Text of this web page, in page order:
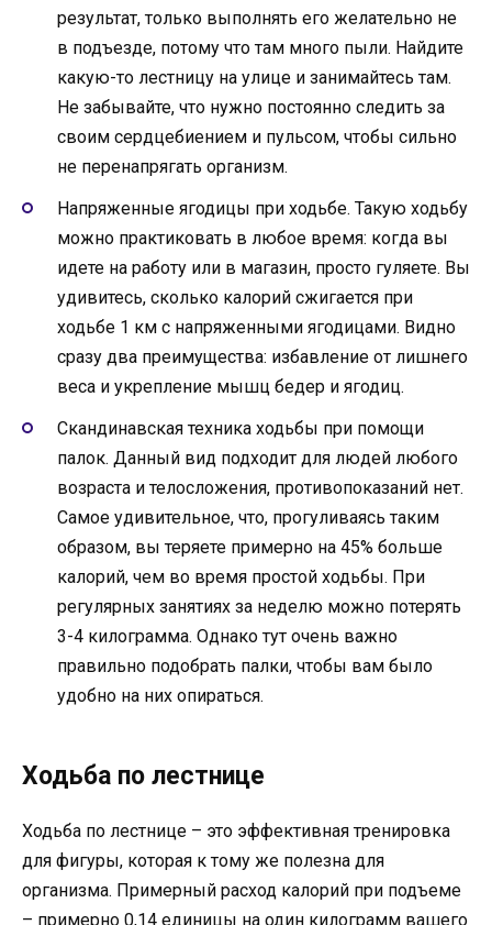
результат, только выполнять его желательно не
в подъезде, потому что там много пыли. Найдите
какую-то лестницу на улице и занимайтесь там.
Не забывайте, что нужно постоянно следить за
своим сердцебиением и пульсом, чтобы сильно
не перенапрягать организм.
Напряженные ягодицы при ходьбе. Такую ходьбу
можно практиковать в любое время: когда вы
идете на работу или в магазин, просто гуляете. Вы
удивитесь, сколько калорий сжигается при
ходьбе 1 км с напряженными ягодицами. Видно
сразу два преимущества: избавление от лишнего
веса и укрепление мышц бедер и ягодиц.
Скандинавская техника ходьбы при помощи
палок. Данный вид подходит для людей любого
возраста и телосложения, противопоказаний нет.
Самое удивительное, что, прогуливаясь таким
образом, вы теряете примерно на 45% больше
калорий, чем во время простой ходьбы. При
регулярных занятиях за неделю можно потерять
3-4 килограмма. Однако тут очень важно
правильно подобрать палки, чтобы вам было
удобно на них опираться.
Ходьба по лестнице
Ходьба по лестнице – это эффективная тренировка
для фигуры, которая к тому же полезна для
организма. Примерный расход калорий при подъеме
– примерно 0,14 единицы на один килограмм вашего